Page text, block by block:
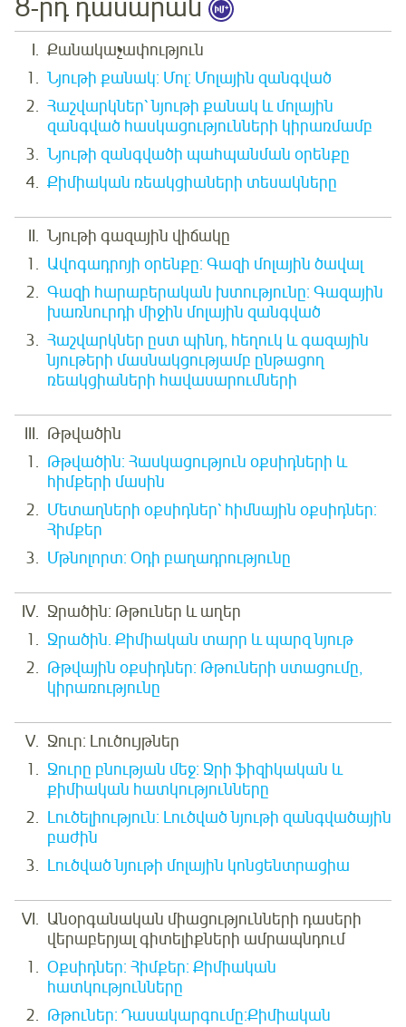
8-րդ դասարան
Քանակաչափություն
Նյութի քանակ: Մոլ: Մոլային զանգված
Հաշվարկներ՝ նյութի քանակ և մոլային
զանգված հասկացությունների կիրառմամբ
Նյութի զանգվածի պահպանման օրենքը
Քիմիական ռեակցիաների տեսակները
Նյութի գազային վիճակը
Ավոգադրոյի օրենքը: Գազի մոլային ծավալ
Գազի հարաբերական խտությունը: Գազային
խառնուրդի միջին մոլային զանգված
Հաշվարկներ ըստ պինդ, հեղուկ և գազային
նյութերի մասնակցությամբ ընթացող
ռեակցիաների հավասարումների
Թթվածին
Թթվածին: Հասկացություն օքսիդների և
հիմքերի մասին
Մետաղների օքսիդներ՝ հիմնային օքսիդներ:
Հիմքեր
Մթնոլորտ: Օդի բաղադրությունը
Ջրածին: Թթուներ և աղեր
Ջրածին. Քիմիական տարր և պարզ նյութ
Թթվային օքսիդներ: Թթուների ստացումը,
կիրառությունը
Ջուր: Լուծույթներ
Ջուրը բնության մեջ: Ջրի ֆիզիկական և
քիմիական հատկությունները
Լուծելիություն: Լուծված նյութի զանգվածային
բաժին
Լուծված նյութի մոլային կոնցենտրացիա
Անօրգանական միացությունների դասերի
վերաբերյալ գիտելիքների ամրապնդում
Օքսիդներ: Հիմքեր: Քիմիական
հատկությունները
Թթուներ: Դասակարգումը:Քիմիական